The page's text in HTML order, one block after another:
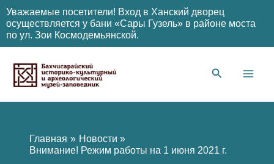
Уважаемые посетители! Вход в Ханский дворец
осуществляется у бани «Сары Гузель» в районе моста
по ул. Зои Космодемьянской.
содержимому
Главная
Новости
Внимание! Режим работы на 1 июня 2021 г.